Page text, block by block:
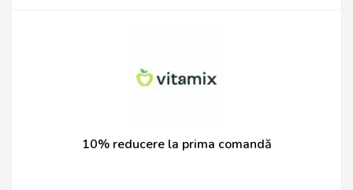
10% reducere la prima comandă